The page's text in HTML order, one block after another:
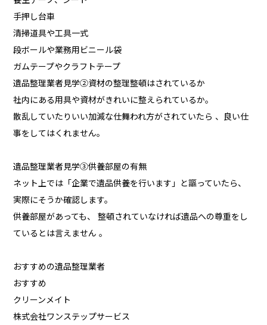
手押し台車
清掃道具や工具一式
段ボールや業務用ビニール袋
ガムテープやクラフトテープ
遺品整理業者見学②資材の整理整頓はされているか
社内にある用具や資材がきれいに整えられているか。
散乱していたりいい加減な仕舞われ方がされていたら 、良い仕
事をしてはくれません。
遺品整理業者見学③供養部屋の有無
ネット上では「企業で遺品供養を行います」と謳っていたら、
実際にそうか確認します。
供養部屋があっても、 整頓されていなければ遺品への尊重をし
ているとは言えません 。
おすすめの遺品整理業者
おすすめ
クリーンメイト
株式会社ワンステップサービス